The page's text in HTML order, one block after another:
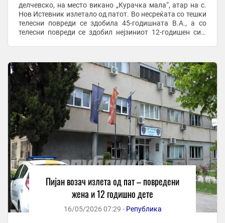
делчевско, на место викано „Курачка мала“, атар на с.
Нов Истевник излетало од патот. Во несреќата со тешки
телесни повреди се здобила 45-годишната В.А., а со
телесни повреди се здобил нејзиниот 12-годишен син,
Пијан возач излета од пат – повредени
жена и 12 годишно дете
16/05/2026 07:29 - Република